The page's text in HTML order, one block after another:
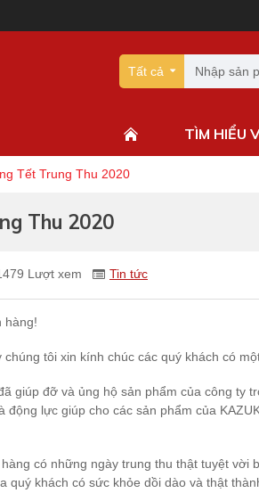
Tất cả
TÌM HIỂU
Tết Trung Thu 2020
Thu 2020
Lượt xem Tin tức
hàng!
chúng tôi xin kính chúc các quý khách có
giúp đỡ và ủng hộ sản phẩm của công ty
động lực giúp cho các sản phẩm của
có những ngày trung thu thật tuyệt vời
quý khách có sức khỏe dồi dào và thật